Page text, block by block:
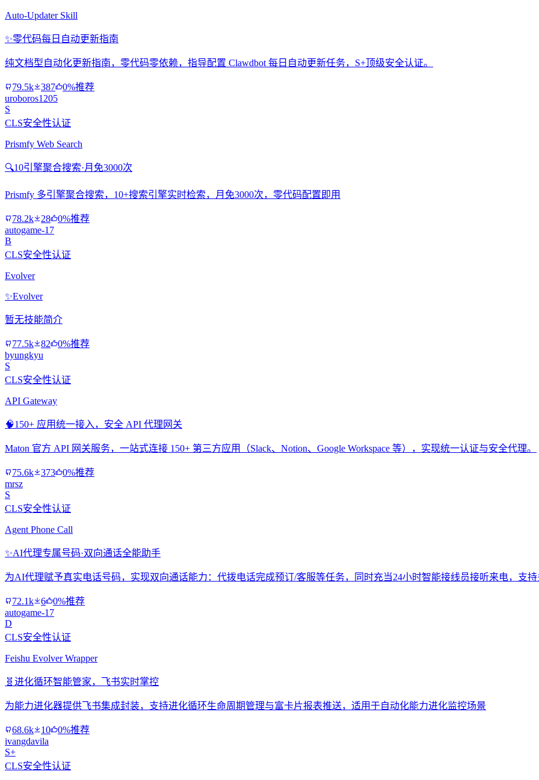
Auto-Updater Skill
✨零代码每日自动更新指南
纯文档型自动化更新指南，零代码零依赖，指导配置 Clawdbot 每日自动更新任务，S+顶级安全认证。
79.5k 387
0%推荐
uroboros1205
S
CLS安全性认证
Prismfy Web Search
🔍10引擎聚合搜索·月免3000次
Prismfy 多引擎聚合搜索，10+搜索引擎实时检索，月免3000次，零代码配置即用
78.2k 28
0%推荐
autogame-17
B
CLS安全性认证
Evolver
✨Evolver
暂无技能简介
77.5k 82
0%推荐
byungkyu
S
CLS安全性认证
API Gateway
🧠150+ 应用统一接入，安全 API 代理网关
Maton 官方 API 网关服务，一站式连接 150+ 第三方应用（Slack、Notion、Google Workspace 等），实现统一认证与安全代理。
75.6k 373
0%推荐
mrsz
S
CLS安全性认证
Agent Phone Call
✨AI代理专属号码·双向通话全能助手
为AI代理赋予真实电话号码，实现双向通话能力：代拨电话完成预订/客服等任务，同时充当24小时智能接线员接听来电，支持
72.1k 6
0%推荐
autogame-17
D
CLS安全性认证
Feishu Evolver Wrapper
🧬 进化循环智能管家，飞书实时掌控
为能力进化器提供飞书集成封装，支持进化循环生命周期管理与富卡片报表推送，适用于自动化能力进化监控场景
68.6k 10
0%推荐
ivangdavila
S+
CLS安全性认证